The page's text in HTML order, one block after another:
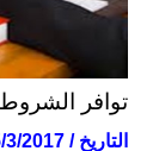
توافر
التاريخ / 5/3/2017